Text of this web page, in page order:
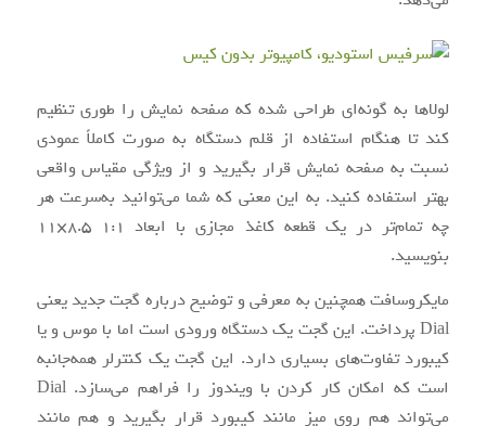
لولاها به ‌گونه‌ای طراحی ‌شده که صفحه ‌نمایش را طوری تنظیم
کند تا هنگام استفاده از قلم دستگاه به‌ صورت کاملاً عمودی
نسبت به صفحه نمایش قرار بگیرید و از ویژگی مقیاس واقعی
بهتر استفاده کنید. به این معنی که شما می‌توانید به‌سرعت هر
چه تمام‌تر در یک قطعه کاغذ مجازی با ابعاد ۱:۱ ۸.۵×۱۱
بنویسید.
مایکروسافت همچنین به معرفی و توضیح درباره گجت جدید یعنی
Dial پرداخت. این گجت یک دستگاه ورودی است اما با موس و یا
کیبورد تفاوت‌های بسیاری دارد. این گجت یک کنترلر همه‌جانبه
است که امکان کار کردن با ویندوز را فراهم می‌سازد. Dial
می‌تواند هم روی میز مانند کیبورد قرار بگیرید و هم مانند